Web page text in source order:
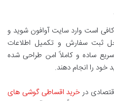
است وارد سایت آوافون شوید و
ثبت سفارش و تکمیل اطلاعات
سریع ساده و کاملاً امن طراحی شده
خود را انجام دهند.
در خرید اقساطی گوشی های